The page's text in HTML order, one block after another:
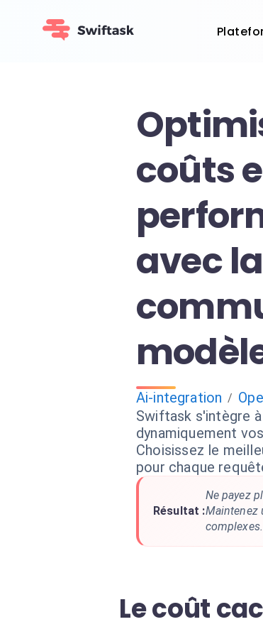
coûts
avec la
Ai-integration /
Swiftask s'intègre
dynamiquement
Choisissez le
pour chaque
Résultat :
Ne payez
Maintenez
complexes.
Le coût